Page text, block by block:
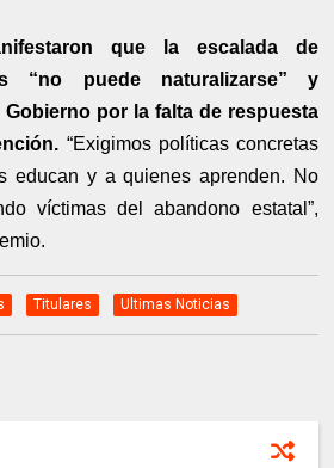
que la escalada de
“no puede naturalizarse” y
por la falta de respuesta
“Exigimos políticas concretas
educan y a quienes aprenden. No
víctimas del abandono estatal”,
Titulares Ultimas Noticias